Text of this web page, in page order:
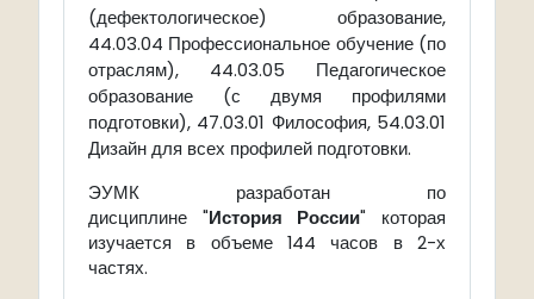
(дефектологическое) образование,
44.03.04 Профессиональное обучение (по
отраслям), 44.03.05 Педагогическое
образование (с двумя профилями
подготовки), 47.03.01 Философия, 54.03.01
Дизайн для всех профилей подготовки.
ЭУМК разработан по
дисциплине "История России" которая
изучается в объеме 144 часов в 2-х
частях.